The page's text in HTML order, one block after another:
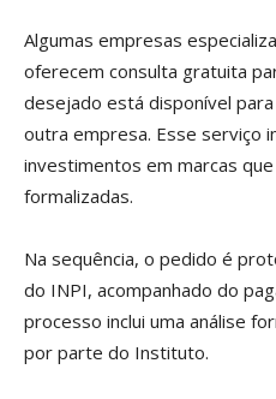
Algumas empresas
oferecem consulta gratuita
desejado está disponível
outra empresa. Esse serviço
investimentos em marcas
formalizadas.
Na sequência, o pedido é
do INPI, acompanhado do
processo inclui uma análise
por parte do Instituto.